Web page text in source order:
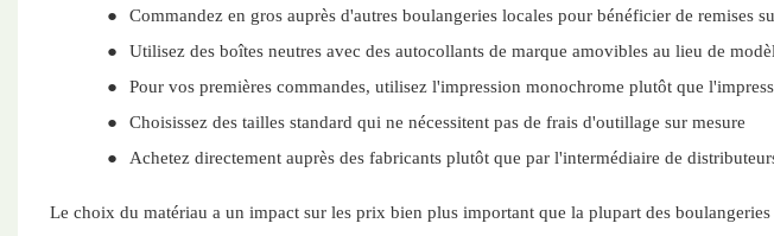
●
Commandez en gros auprès d'autres boulangeries locales pour bénéficier de remises
●
Utilisez des boîtes neutres avec des autocollants de marque amovibles au lieu de
●
Pour vos premières commandes, utilisez l'impression monochrome plutôt que
●
Choisissez des tailles standard qui ne nécessitent pas de frais d'outillage sur mesure
●
Achetez directement auprès des fabricants plutôt que par l'intermédiaire de
Le choix du matériau a un impact sur les prix bien plus important que la plupart des